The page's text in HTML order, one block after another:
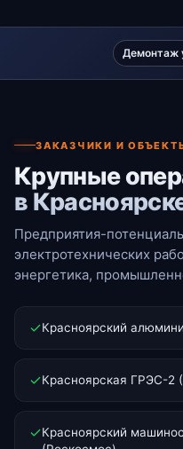
Демонтаж
ЗАКАЗЧИКИ И
Крупные
в
Предприятия-
электротехнических
энергетика,
Красноярский
Красноярская ГРЭС-2
Красноярский